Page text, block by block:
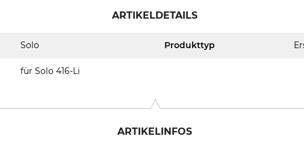
ARTIKELDETAILS
Solo Produkttyp
für Solo 416-Li
ARTIKELINFOS